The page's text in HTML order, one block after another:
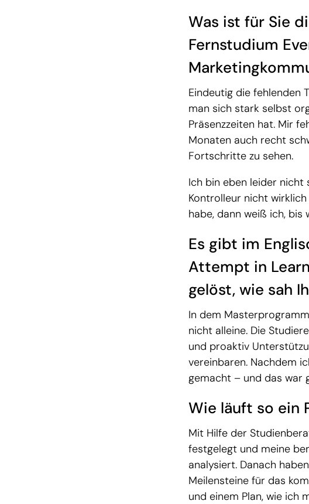
Was ist für Sie
Fernstudium
Eindeutig die fehlenden
man sich stark selbst
Präsenzzeiten hat. Mir
Monaten auch recht
Fortschritte zu sehen.
Ich bin eben leider nicht
Kontrolleur nicht
habe, dann weiß ich, bis
Es gibt im
Attempt in
gelöst, wie sah
In dem
nicht alleine. Die
und proaktiv
vereinbaren. Nachdem
gemacht – und das war
Wie läuft so ein
Mit Hilfe der
festgelegt und meine
analysiert. Danach
Meilensteine für das
und einem Plan, wie ich